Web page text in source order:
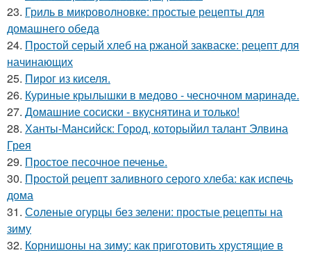
23. Гриль в микроволновке: простые рецепты для
домашнего обеда
24. Простой серый хлеб на ржаной закваске: рецепт для
начинающих
25. Пирог из киселя.
26. Куриные крылышки в медово - чесночном маринаде.
27. Домашние сосиски - вкуснятина и только!
28. Ханты-Мансийск: Город, которыйил талант Элвина
Грея
29. Простое песочное печенье.
30. Простой рецепт заливного серого хлеба: как испечь
дома
31. Соленые огурцы без зелени: простые рецепты на
зиму
32. Корнишоны на зиму: как приготовить хрустящие в